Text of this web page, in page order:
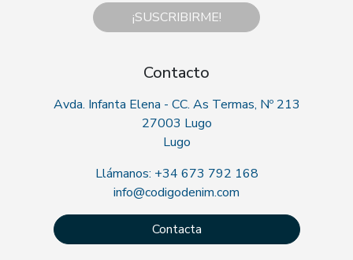
¡SUSCRIBIRME!
Contacto
Avda. Infanta Elena - CC. As Termas, Nº 213
27003 Lugo
Lugo
Llámanos: +34 673 792 168
info@codigodenim.com
Contacta